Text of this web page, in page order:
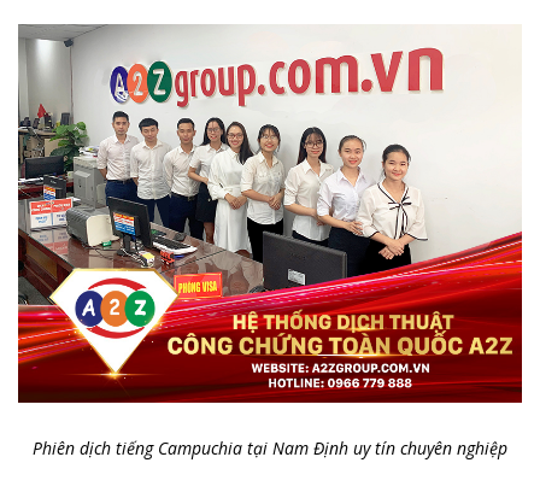
Phiên dịch tiếng Campuchia tại Nam Định uy tín chuyên nghiệp